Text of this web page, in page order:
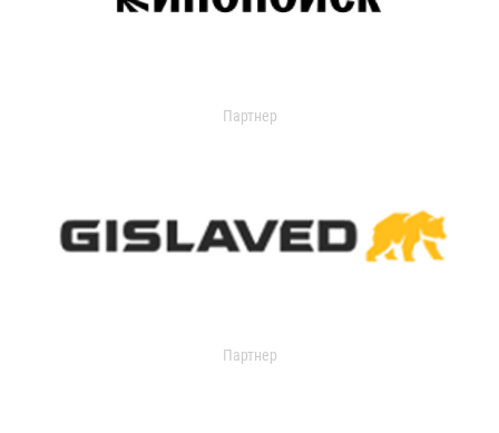
Партнер
Партнер